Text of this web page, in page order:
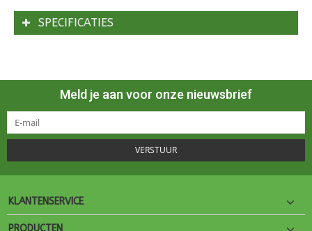
SPECIFICATIES
Meld je aan voor onze nieuwsbrief
VERSTUUR
KLANTENSERVICE
PRODUCTEN